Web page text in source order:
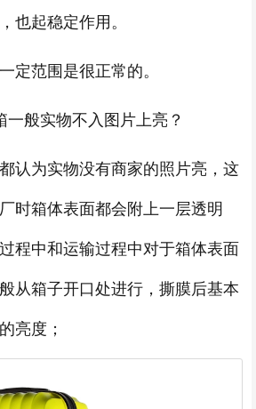
也起稳定作用。
定范围是很正常的。
一般实物不入图片上亮？
认为实物没有商家的照片亮，这
时箱体表面都会附上一层透明
程中和运输过程中对于箱体表面
从箱子开口处进行，撕膜后基本
亮度；